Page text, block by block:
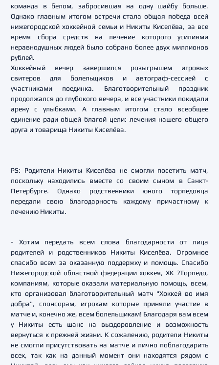
команда в белом, забросившая на одну шайбу больше.
Однако главным итогом встречи стала общая победа всей
нижегородской хоккейной семьи и Никиты Киселёва, за все
время сбора средств на лечение которого усилиями
неравнодушных людей было собрано более двух миллионов
рублей.
Хоккейный вечер завершился розыгрышем игровых
свитеров для болельщиков и автограф-сессией с
участниками поединка. Благотворительный праздник
продолжался до глубокого вечера, и все участники покидали
арену с улыбками. А главным итогом стало всеобщее
единение ради общей благой цели: лечения нашего общего
друга и товарища Никиты Киселёва.
PS: Родители Никиты Киселёва не смогли посетить матч,
поскольку находились вместе со своим сыном в Санкт-
Петербурге. Однако родственники юного торпедовца
передали свою благодарность каждому причастному к
лечению Никиты.
- Хотим передать всем слова благодарности от лица
родителей и родственников Никиты Киселёва. Огромное
спасибо всем за оказанную поддержку и помощь. Спасибо
Нижегородской областной федерации хоккея, ХК ?Торпедо,
компаниям, которые оказали материальную помощь, всем,
кто организовал благотворительный матч "Хоккей во имя
добра", спонсорам, игрокам которые приняли участие в
матче и, конечно же, всем болельщикам! Благодаря вам всем
у Никиты есть шанс на выздоровление и возможность
вернуться к прежней жизни. К сожалению, родители Никиты
не смогли присутствовать на матче и лично поблагодарить
всех, так как на данный момент они находятся рядом с